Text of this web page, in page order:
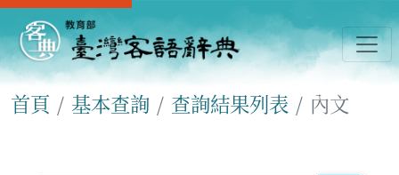
首頁 基本查詢 查詢結果列表 內文